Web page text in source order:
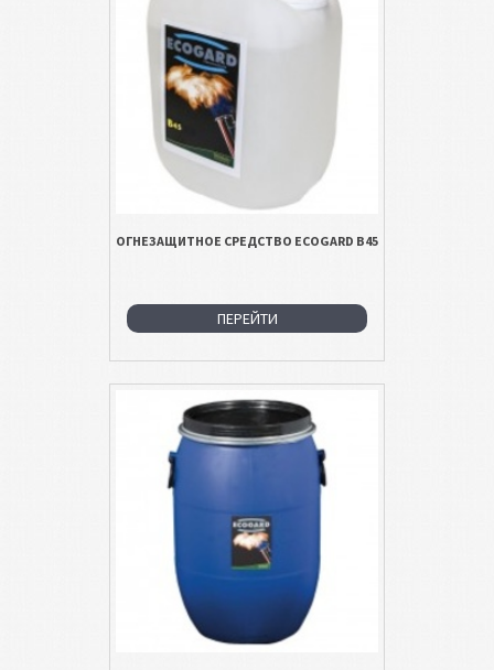
ОГНЕЗАЩИТНОЕ СРЕДСТВО ECOGARD B45
ПЕРЕЙТИ